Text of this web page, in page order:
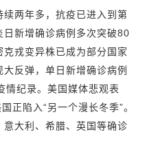
两年多，抗疫已进入到第
新增确诊病例多次突破80
戎变异株已成为部分国家
反弹，单日新增确诊病例
情纪录。美国媒体悲观表
正陷入“另一个漫长冬季”。
大利、希腊、英国等确诊